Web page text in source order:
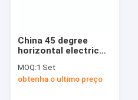
China 45 degree
horizontal electric
saw
MOQ:1 Set
obtenha o ultimo preço